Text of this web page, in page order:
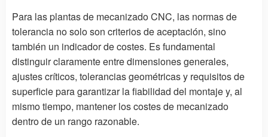
Para las plantas de mecanizado CNC, las normas de
tolerancia no solo son criterios de aceptación, sino
también un indicador de costes. Es fundamental
distinguir claramente entre dimensiones generales,
ajustes críticos, tolerancias geométricas y requisitos de
superficie para garantizar la fiabilidad del montaje y, al
mismo tiempo, mantener los costes de mecanizado
dentro de un rango razonable.